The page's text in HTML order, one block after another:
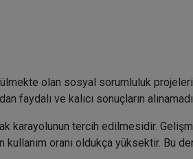
olan sosyal sorumluluk
faydalı ve kalıcı sonuçların
karayolunun tercih edilmesidir.
kullanım oranı oldukça yüksektir.